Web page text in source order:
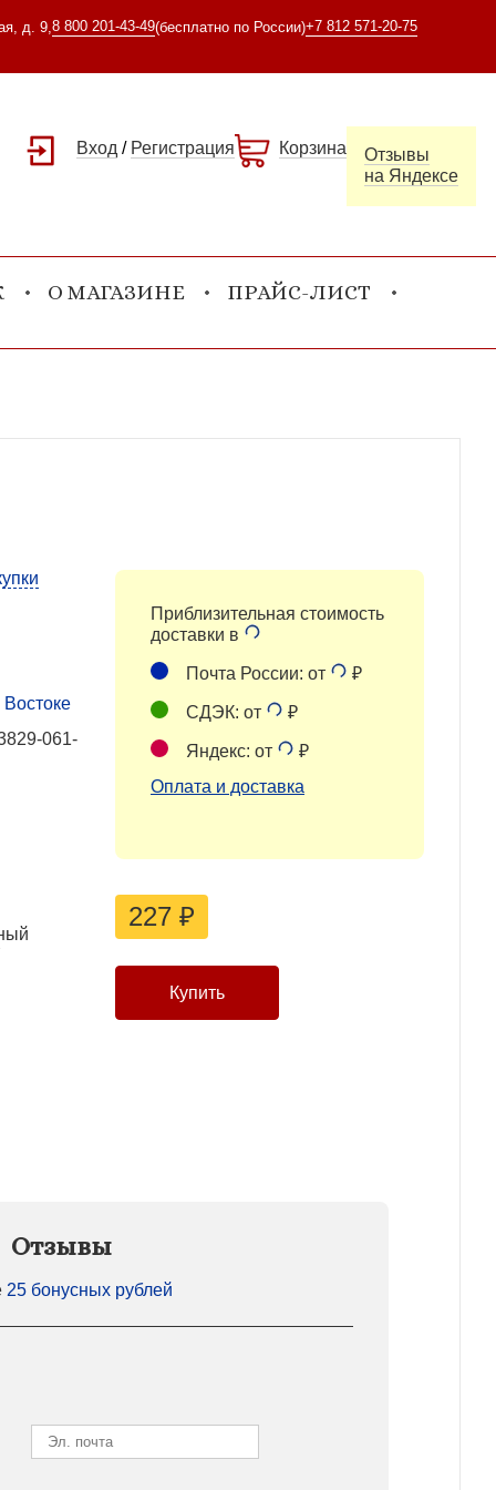
д. 9, 8 800 201-43-49(бесплатно по России)+7 812 571-20-75
Вход / Регистрация Корзина
Отзывы
на Яндексе
О МАГАЗИНЕ ПРАЙС-ЛИСТ
061-
Приблизительная стоимость
доставки в
Почта России: от ₽
СДЭК: от ₽
Яндекс: от
₽
Оплата и доставка
227 ₽
Отзывы
25 бонусных рублей